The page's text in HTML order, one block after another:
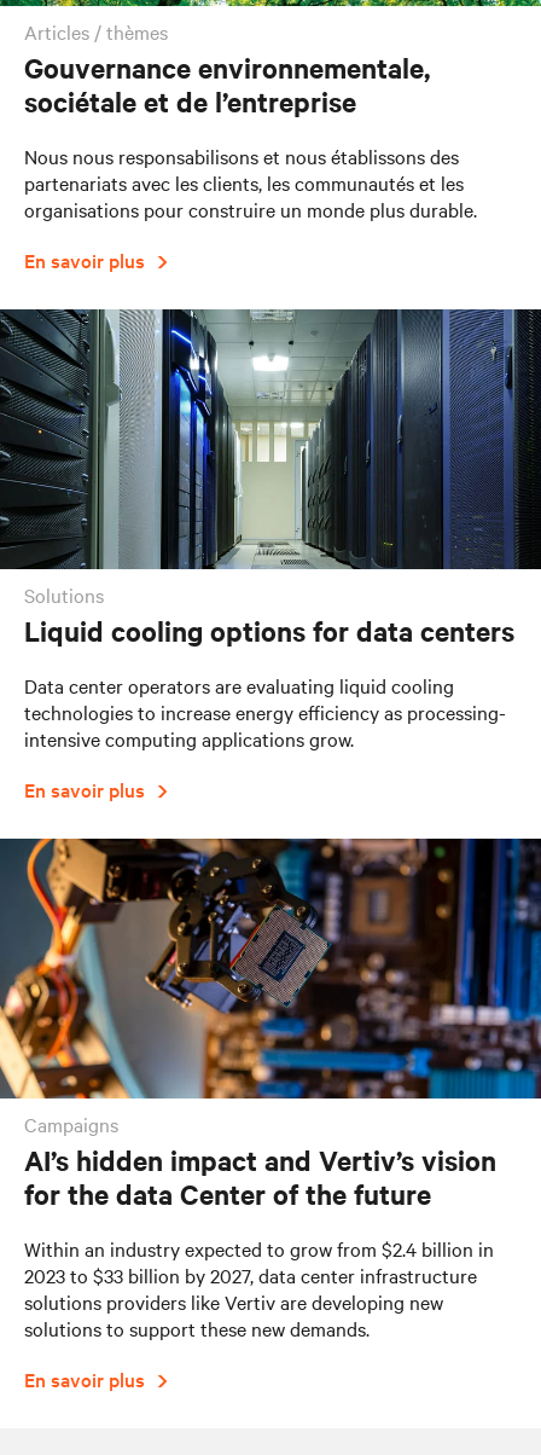
articles / thèmes
Gouvernance environnementale,
sociétale et de l’entreprise
Nous nous responsabilisons et nous établissons des
partenariats avec les clients, les communautés et les
organisations pour construire un monde plus durable.
En savoir plus
solutions
Liquid cooling options for data centers
Data center operators are evaluating liquid cooling
technologies to increase energy efficiency as processing-
intensive computing applications grow.
En savoir plus
campaigns
AI’s hidden impact and Vertiv’s vision
for the data Center of the future
Within an industry expected to grow from $2.4 billion in
2023 to $33 billion by 2027, data center infrastructure
solutions providers like Vertiv are developing new
solutions to support these new demands.
En savoir plus